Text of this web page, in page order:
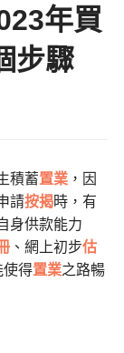
年買
步驟
積蓄置業，因
請按揭時，有
身供款能力
、網上初步估
使得置業之路暢